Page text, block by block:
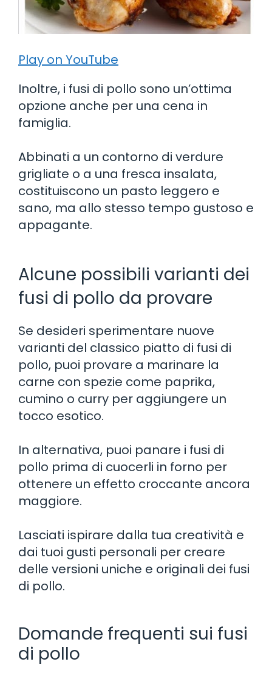
Play on YouTube
Inoltre, i fusi di pollo sono un’ottima
opzione anche per una cena in
famiglia.
Abbinati a un contorno di verdure
grigliate o a una fresca insalata,
costituiscono un pasto leggero e
sano, ma allo stesso tempo gustoso e
appagante.
Alcune possibili varianti dei
fusi di pollo da provare
Se desideri sperimentare nuove
varianti del classico piatto di fusi di
pollo, puoi provare a marinare la
carne con spezie come paprika,
cumino o curry per aggiungere un
tocco esotico.
In alternativa, puoi panare i fusi di
pollo prima di cuocerli in forno per
ottenere un effetto croccante ancora
maggiore.
Lasciati ispirare dalla tua creatività e
dai tuoi gusti personali per creare
delle versioni uniche e originali dei fusi
di pollo.
Domande frequenti sui fusi
di pollo